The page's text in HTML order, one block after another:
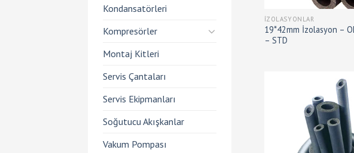
Kondansatörleri
Kompresörler
Montaj Kitleri
Servis Çantaları
Servis Ekipmanları
Soğutucu Akışkanlar
Vakum Pompası
İZOLASYONLAR
19*42mm İzolasyon –
– STD